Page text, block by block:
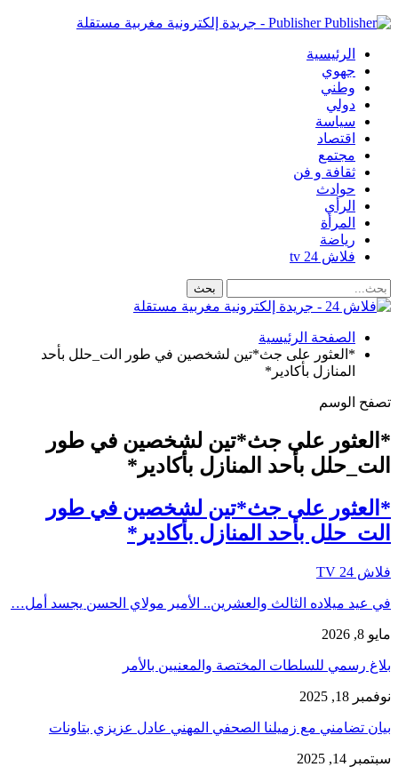
Publisher - جريدة إلكترونية مغربية مستقلة
الرئيسية
جهوي
وطني
دولي
سياسة
اقتصاد
مجتمع
ثقافة و فن
حوادث
الرأي
المرأة
رياضة
فلاش 24 tv
الصفحة الرئيسية
*العثور على جث*تين لشخصين في طور الت_حلل بأحد
المنازل بأكادير*
تصفح الوسم
*العثور على جث*تين لشخصين في طور
الت_حلل بأحد المنازل بأكادير*
*العثور على جث*تين لشخصين في طور
الت_حلل بأحد المنازل بأكادير*
فلاش 24 TV
في عيد ميلاده الثالث والعشرين.. الأمير مولاي الحسن يجسد أمل…
مايو 8, 2026
بلاغ رسمي للسلطات المختصة والمعنيين بالأمر
نوفمبر 18, 2025
بيان تضامني مع زميلنا الصحفي المهني عادل عزيزي بتاونات
سبتمبر 14, 2025